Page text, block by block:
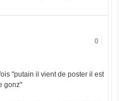
0
"putain il vient de poster il est
gonz"